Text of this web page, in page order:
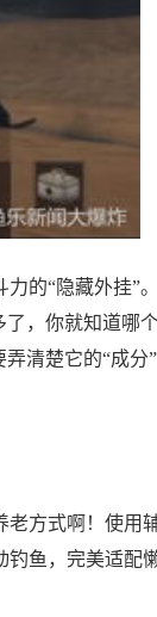
的“隐藏外挂”
，你就知道哪
清楚它的“成分”
方式啊！使用
鱼，完美适配